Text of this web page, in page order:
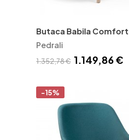
Butaca Babila
Pedrali
1.352,78 € 1.149,86 €
-15%